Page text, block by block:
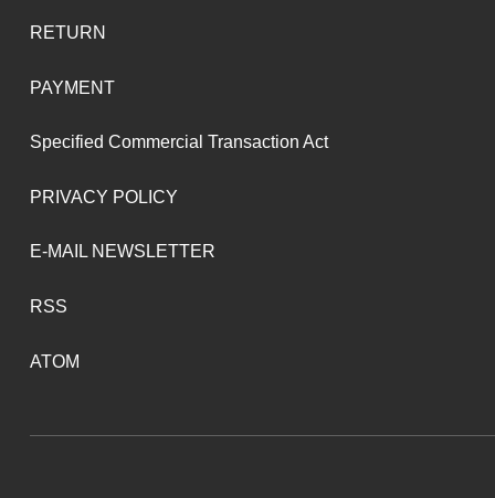
RETURN
PAYMENT
Specified Commercial Transaction Act
PRIVACY POLICY
E-MAIL NEWSLETTER
RSS
ATOM